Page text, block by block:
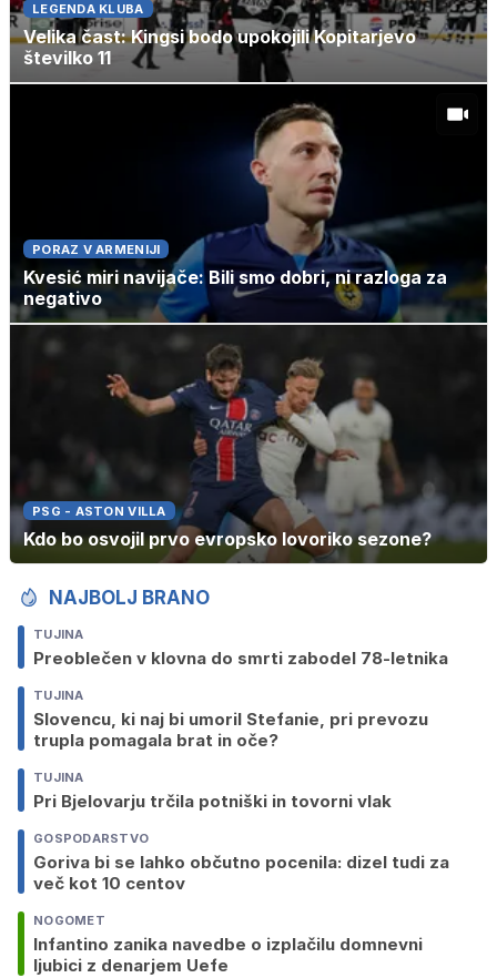
LEGENDA KLUBA
Velika čast: Kingsi bodo upokojili Kopitarjevo
številko 11
PORAZ V ARMENIJI
Kvesić miri navijače: Bili smo dobri, ni razloga za
negativo
PSG - ASTON VILLA
Kdo bo osvojil prvo evropsko lovoriko sezone?
NAJBOLJ BRANO
TUJINA
Preoblečen v klovna do smrti zabodel 78-letnika
TUJINA
Slovencu, ki naj bi umoril Stefanie, pri prevozu
trupla pomagala brat in oče?
TUJINA
Pri Bjelovarju trčila potniški in tovorni vlak
GOSPODARSTVO
Goriva bi se lahko občutno pocenila: dizel tudi za
več kot 10 centov
NOGOMET
Infantino zanika navedbe o izplačilu domnevni
ljubici z denarjem Uefe